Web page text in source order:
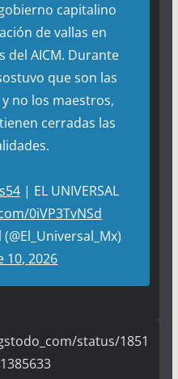
capitalino
de vallas en
del AICM. Durante
que son las
no los maestros,
cerradas las
| EL UNIVERSAL
0iVP3TvNSd
10, 2026
status/1851